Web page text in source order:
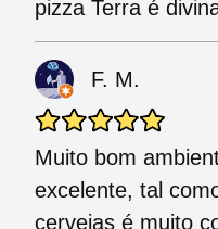
pizza Terra é
F. M.
Muito bom
excelente, tal
cervejas é muito